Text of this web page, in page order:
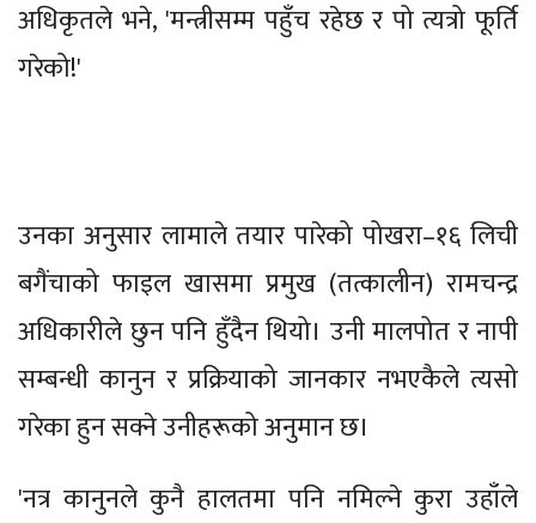
अधिकृतले भने, 'मन्त्रीसम्म पहुँच रहेछ र पो त्यत्रो फूर्ति
गरेको!'
उनका अनुसार लामाले तयार पारेको पोखरा–१६ लिची
बगैंचाको फाइल खासमा प्रमुख (तत्कालीन) रामचन्द्र
अधिकारीले छुन पनि हुँदैन थियो। उनी मालपोत र नापी
सम्बन्धी कानुन र प्रक्रियाको जानकार नभएकैले त्यसो
गरेका हुन सक्ने उनीहरूको अनुमान छ।
'नत्र कानुनले कुनै हालतमा पनि नमिल्ने कुरा उहाँले